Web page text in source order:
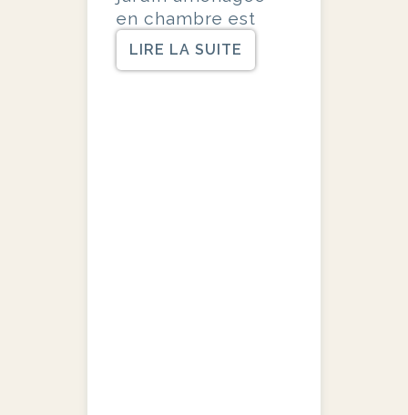
en chambre est
LIRE LA SUITE